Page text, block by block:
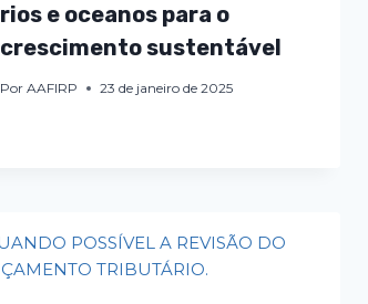
rios e oceanos para o
crescimento sustentável
Por AAFIRP 23 de janeiro de 2025